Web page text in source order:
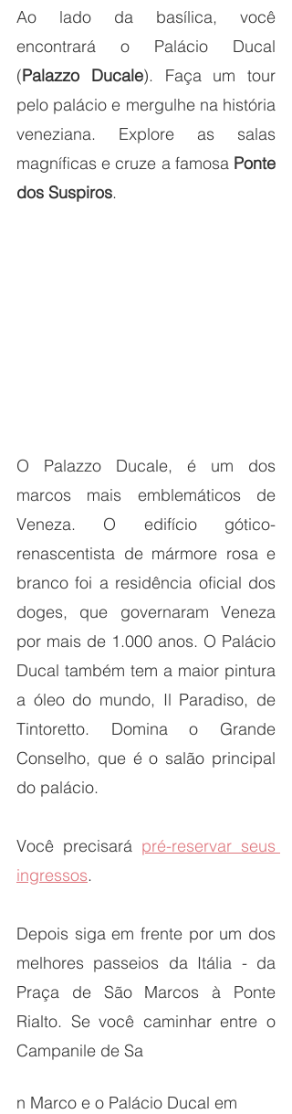
Ao lado da basílica, você
encontrará o Palácio Ducal
(Palazzo Ducale). Faça um tour
pelo palácio e mergulhe na história
veneziana. Explore as salas
magníficas e cruze a famosa Ponte
dos Suspiros.
O Palazzo Ducale, é um dos
marcos mais emblemáticos de
Veneza. O edifício gótico-
renascentista de mármore rosa e
branco foi a residência oficial dos
doges, que governaram Veneza
por mais de 1.000 anos. O Palácio
Ducal também tem a maior pintura
a óleo do mundo, Il Paradiso, de
Tintoretto. Domina o Grande
Conselho, que é o salão principal
do palácio.
Você precisará pré-reservar seus
ingressos.
Depois siga em frente por um dos
melhores passeios da Itália - da
Praça de São Marcos à Ponte
Rialto. Se você caminhar entre o
Campanile de Sa
n Marco e o Palácio Ducal em